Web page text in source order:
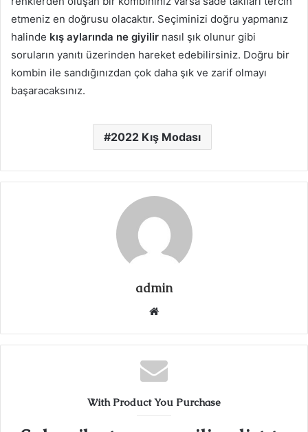
etmeniz en doğrusu olacaktır. Seçiminizi doğru yapmanız
halinde kış aylarında ne giyilir nasıl şık olunur gibi
soruların yanıtı üzerinden hareket edebilirsiniz. Doğru bir
kombin ile sandığınızdan çok daha şık ve zarif olmayı
başaracaksınız.
2022 Kış Modası
admin
Web
With Product You Purchase